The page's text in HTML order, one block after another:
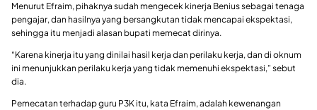
Menurut Efraim, pihaknya sudah mengecek kinerja Benius sebagai tenaga
pengajar, dan hasilnya yang bersangkutan tidak mencapai ekspektasi,
sehingga itu menjadi alasan bupati memecat dirinya.
“Karena kinerja itu yang dinilai hasil kerja dan perilaku kerja, dan di oknum
ini menunjukkan perilaku kerja yang tidak memenuhi ekspektasi,” sebut
dia.
Pemecatan terhadap guru P3K itu, kata Efraim, adalah kewenangan